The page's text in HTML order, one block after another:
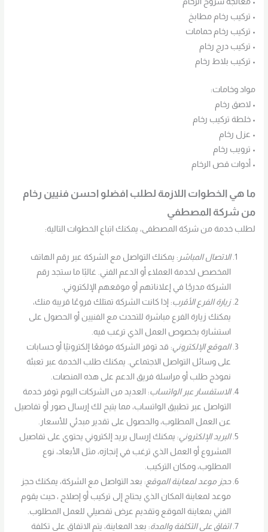
• تركيب رخام مطابخ
• تركيب رخام حمامات
• تركيب درج رخام
• تركيب بلاط رخام
مواد وخامات:
• لاصق رخام
• خلطة تركيب رخام
• عزل رخام
• ترويب رخام
• أدوات قص الرخام
ما هي الخطوات اللازمة لطلب افضلو احسن فنيين رخام
من شركة المصطفي
لطلب خدمة من شركة المصطفى، يمكنك اتباع الخطوات التالية:
الاتصال المباشر : يمكنك التواصل مع الشركة عبر رقم الهاتف
المخصص لخدمة العملاء أو الدعم الفني. غالبًا ما ستجد رقم
الشركة مدرجًا في إعلاناتهم أو موقعهم الإلكتروني.
زيارة الفرع الأقرب: إذا كانت الشركة تمتلك فروعًا قريبة منك،
يمكنك زيارة الفرع مباشرة للتحدث مع الفنيين أو الحصول على
استشارة بخصوص العمل الذي ترغب فيه.
الموقع الإلكتروني: قد توفر الشركة موقعًا إلكترونيًا أو حسابات
على وسائل التواصل الاجتماعي. يمكنك طلب الخدمة عبر تعبئة
نموذج طلب أو مراسلة فريق الدعم على هذه المنصات.
الاستفسار عبر الواتساب: العديد من الشركات اليوم توفر خدمة
التواصل عبر تطبيق الواتساب، مما يتيح لك إرسال صور أو تفاصيل
عن العمل المطلوب، والحصول على تقدير مبدئي للأسعار.
البريد الإلكتروني: يمكنك إرسال بريد إلكتروني يحتوي على تفاصيل
المشروع أو العمل الذي ترغب في إنجازه، مثل الأبعاد، نوع
المطلوب، ومكان التركيب.
حجز موعد لمعاينة الموقع : بعد التواصل مع الشركة، يمكنك حجز
موعد لمعاينة المكان الذي يحتاج إلى تركيب أو إصلاح ، حيث يقوم
الفني بمعاينة الموقع وتقديم عرض تفصيلي للعمل المطلوب.
اتفاق على التكلفة والمدة: بعد المعاينة، يتم الاتفاق على تكلفة